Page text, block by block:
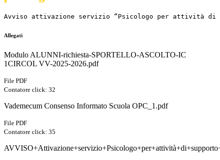
Avviso attivazione servizio “Psicologo per attività di
Allegati
Modulo ALUNNI-richiesta-SPORTELLO-ASCOLTO-IC
1CIRCOL VV-2025-2026.pdf
File PDF
Contatore click: 32
Vademecum Consenso Informato Scuola OPC_1.pdf
File PDF
Contatore click: 35